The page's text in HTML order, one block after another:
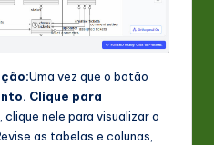
Uma vez que o botão
Clique para
clique nele para visualizar o
as tabelas e colunas,